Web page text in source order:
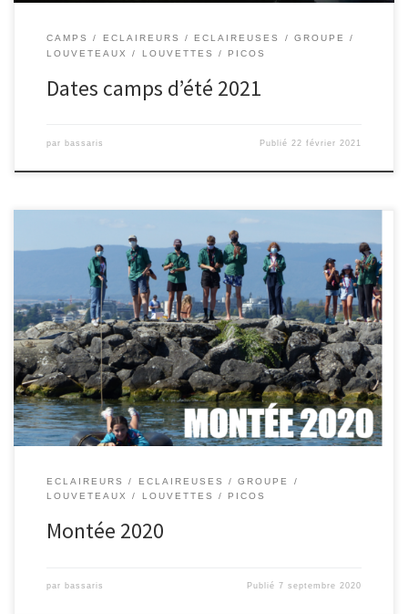
CAMPS ECLAIREURS ECLAIREUSES
GROUPE
LOUVETEAUX
LOUVETTES PICOS
Dates camps d’été 2021
par bassaris Publié 22 février 2021
ECLAIREURS ECLAIREUSES
GROUPE
LOUVETEAUX
LOUVETTES PICOS
Montée 2020
par bassaris Publié7 septembre 2020